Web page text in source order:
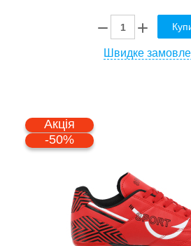
Швидке
Акція
-50%